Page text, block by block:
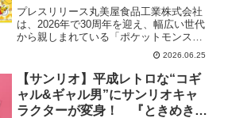
＜ビーフ中辛＞」～2026年7月16
日（木）から8月31日（月）期間
限定発売～
プレスリリース丸美屋食品工業株式会社
は、2026年で30周年を迎え、幅広い世代
から親しまれている「ポケットモンスタ
ー」（以下「ポケモン」）をデザインし
た「期間限定 ポケモンふりかけ＜たまご
＆さけ＞」と「期間限定 ポケモンカレー
＜ビーフ中辛＞...
2026.06.25
【サンリオ】平成レトロな“コギ
ャル&ギャル男”にサンリオキャ
ラクターが変身！ 『ときめき平